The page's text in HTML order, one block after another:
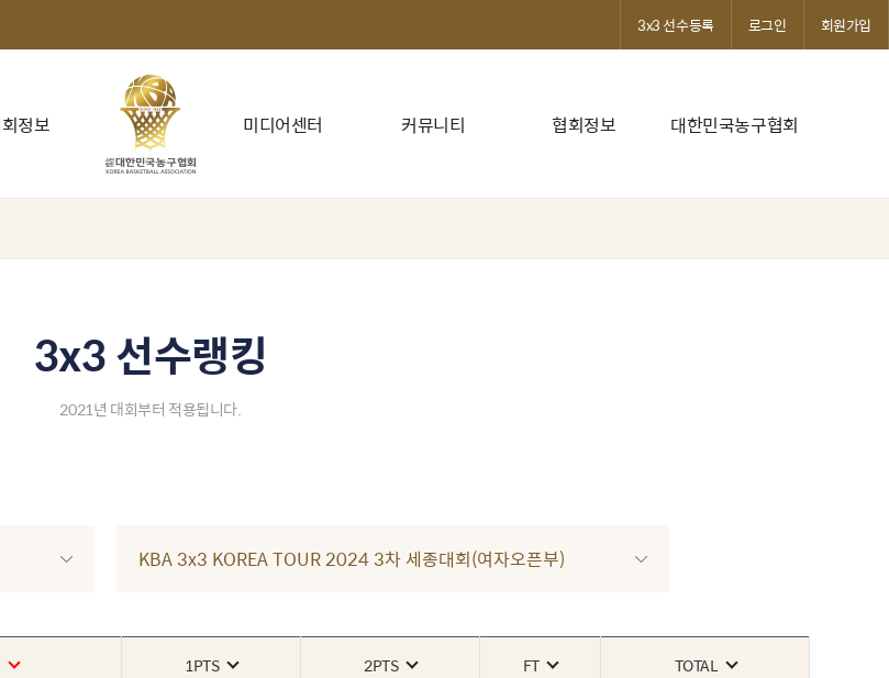
정보 미디어센터 커뮤니티 협회정보 대한민국농구협회
3x3 선수등록 로그인 회원가입
3x3 선수랭킹
2021년 대회부터 적용됩니다.
KBA 3x3 KOREA TOUR 2024 3차 세종대회(여자오픈부)
1PTS 2PTS FT TOTAL